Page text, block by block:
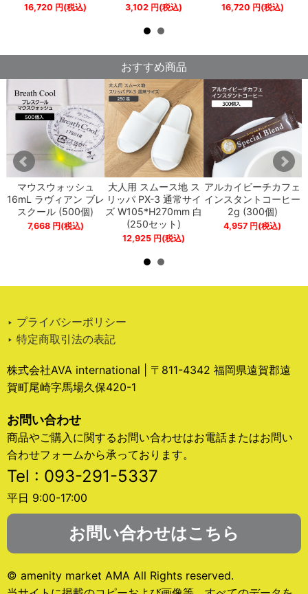
16,720 円(税込) 3,102 円(税込) 16,720 円(税込)
おすすめ商品
マウスウォッシュ
16mL ラヴィアン ブレ
スクール (500個)
7,668円(税込)
大人用 スムース地 ス
リッパ PX-3 通常サイ
ズ W105*H270mm 白
(250セット)
12,925 円(税込)
アルカイビーチカフェ
インスタントコーヒー
2g (300個)
4,957 円(税込)
‣ プライバシーポリシー
‣ 特定商取引法の表記
株式会社AVA international | 〒811-4342 福岡県遠賀郡遠
賀町尾崎字馬場久保420-1
お問い合わせ
商品やご購入に関するお問い合わせはお電話またはお問い
合わせフォームから承っております。
Tel : 093-291-5337
平日 9:00-17:00
お問い合わせはこちら
© amenity market AMA All Rights reserved.